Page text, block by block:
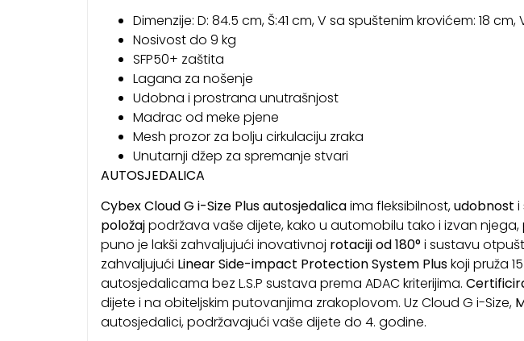
Dimenzije: D: 84.5 cm, Š:41 cm, V sa spuštenim krovićem: 18
Nosivost do 9 kg
SFP50+ zaštita
Lagana za nošenje
Udobna i prostrana unutrašnjost
Madrac od meke pjene
Mesh prozor za bolju cirkulaciju zraka
Unutarnji džep za spremanje stvari
AUTOSJEDALICA
Cybex Cloud G i-Size Plus autosjedalicaima fleksibilnost,udobnost i
položajpodržava vaše dijete, kako u automobilu tako i izvan
puno je lakši zahvaljujući inovativnoj rotaciji od 180°i sustavu
zahvaljujući Linear Side-impact Protection System Pluskoji pruža
autosjedalicama bez L.S.P sustava prema ADAC kriterijima.
dijete i na obiteljskim putovanjima zrakoplovom. Uz Cloud G i-Size,
autosjedalici, podržavajući vaše dijete do 4. godine.